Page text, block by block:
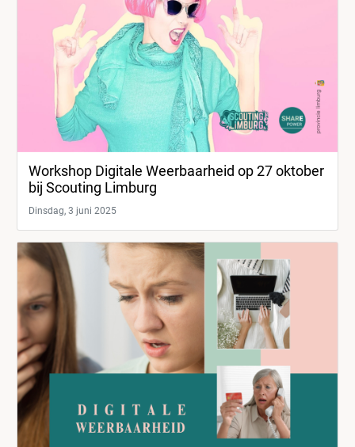
Workshop Digitale Weerbaarheid op 27 oktober
bij Scouting Limburg
Dinsdag, 3 juni 2025